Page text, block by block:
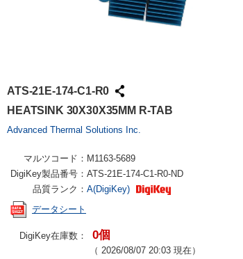
ATS-21E-174-C1-R0
HEATSINK 30X30X35MM R-TAB
Advanced Thermal Solutions Inc.
マルツコード： M1163-5689
DigiKey製品番号： ATS-21E-174-C1-R0-ND
品質ランク： A(DigiKey)
データシート
DigiKey在庫数： 0個
（ 2026/08/07 20:03 現在）